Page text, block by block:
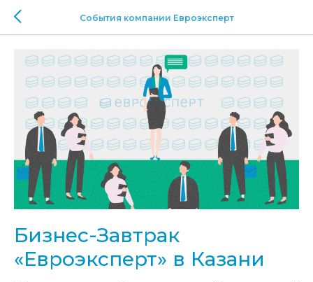
События компании Евроэксперт
Бизнес-Завтрак
«Евроэксперт» в Казани